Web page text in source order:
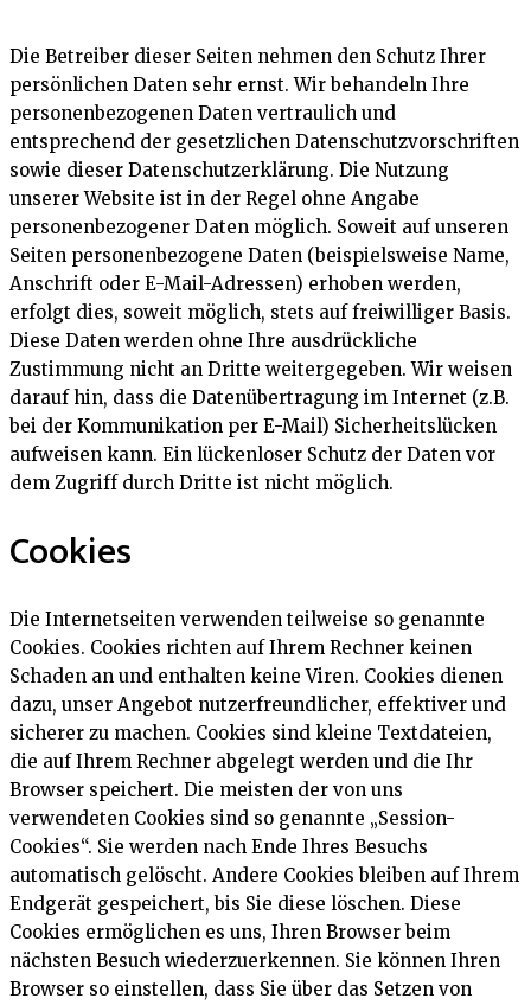
Die Betreiber dieser Seiten nehmen den Schutz Ihrer
persönlichen Daten sehr ernst. Wir behandeln Ihre
personenbezogenen Daten vertraulich und
entsprechend der gesetzlichen Datenschutzvorschriften
sowie dieser Datenschutzerklärung. Die Nutzung
unserer Website ist in der Regel ohne Angabe
personenbezogener Daten möglich. Soweit auf unseren
Seiten personenbezogene Daten (beispielsweise Name,
Anschrift oder E-Mail-Adressen) erhoben werden,
erfolgt dies, soweit möglich, stets auf freiwilliger Basis.
Diese Daten werden ohne Ihre ausdrückliche
Zustimmung nicht an Dritte weitergegeben. Wir weisen
darauf hin, dass die Datenübertragung im Internet (z.B.
bei der Kommunikation per E-Mail) Sicherheitslücken
aufweisen kann. Ein lückenloser Schutz der Daten vor
dem Zugriff durch Dritte ist nicht möglich.
Cookies
Die Internetseiten verwenden teilweise so genannte
Cookies. Cookies richten auf Ihrem Rechner keinen
Schaden an und enthalten keine Viren. Cookies dienen
dazu, unser Angebot nutzerfreundlicher, effektiver und
sicherer zu machen. Cookies sind kleine Textdateien,
die auf Ihrem Rechner abgelegt werden und die Ihr
Browser speichert. Die meisten der von uns
verwendeten Cookies sind so genannte „Session-
Cookies“. Sie werden nach Ende Ihres Besuchs
automatisch gelöscht. Andere Cookies bleiben auf Ihrem
Endgerät gespeichert, bis Sie diese löschen. Diese
Cookies ermöglichen es uns, Ihren Browser beim
nächsten Besuch wiederzuerkennen. Sie können Ihren
Browser so einstellen, dass Sie über das Setzen von